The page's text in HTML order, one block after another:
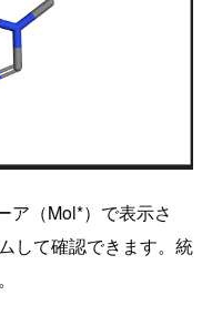
ア（Mol*）で表示さ
して確認できます。統